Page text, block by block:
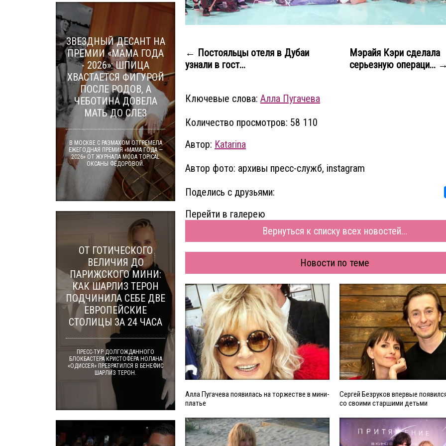
← Постояльцы отеля в Дубаи
узнали в гост...
Мэрайя Кэри сделала
серьезную операци...
Ключевые слова: Алла Пугачева
Количество просмотров: 58 110
Автор: Katarina
Автор фото: архивы пресс-служб, instagram
Поделись с друзьями:
Перейти в галерею
Вернуться к списку всех новостей...
Новости по теме
Алла Пугачева появилась на торжестве в мини-
платье
Сергей Безруков впервые
со своими старшими детьми
ЗВЕЗДНЫЙ ДЕСАНТ НА
ПРЕМИИ «МАМА ГОДА
- 2026»: ШПИЦА
ХВАСТАЕТСЯ ФИГУРОЙ
ПОСЛЕ РОДОВ, А
ЧЕБОТИНА ДОВЕЛА
МАТЬ ДО СЛЕЗ
В МОСКВЕ С РАЗМАХОМ ОТГРЕМЕЛА
ЕЖЕГОДНАЯ ПРЕМИЯ «МАМА ГОДА —
2026» ОТ ЖУРНАЛА MODA TOPICAL
ОКСАНЫ ФЁДОРОВОЙ.
ОТ ГОТИЧЕСКОГО
ВЕЛИЧИЯ ДО
ПАРИЖСКОГО МИНИ:
КАК ШАРЛИЗ ТЕРОН
ПОДЧИНИЛА СЕБЕ ДВЕ
ЕВРОПЕЙСКИЕ
СТОЛИЦЫ ЗА 24 ЧАСА
ПРЕСС-ТУР ДОЛГОЖДАННОГО
БЛОКБАСТЕРА КРИСТОФЕРА НОЛАНА
«ОДИССЕЯ» ПРЕВРАТИЛСЯ В БЕНЕФИС
ШАРЛИЗ ТЕРОН.